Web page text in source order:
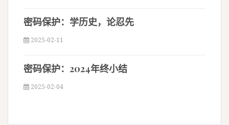
密码保护：学历史，论忍先
2025-02-11
密码保护：2024年终小结
2025-02-04